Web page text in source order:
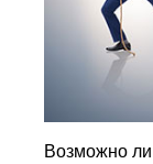
Возможно ли